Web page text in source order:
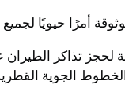
أمرًا حيويًا
الجوية